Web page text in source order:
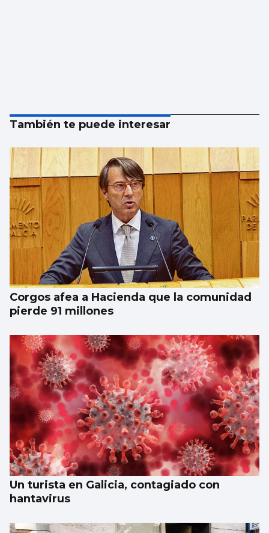
También te puede interesar
Corgos afea a Hacienda que la comunidad
pierde 91 millones
Un turista en Galicia, contagiado con
hantavirus